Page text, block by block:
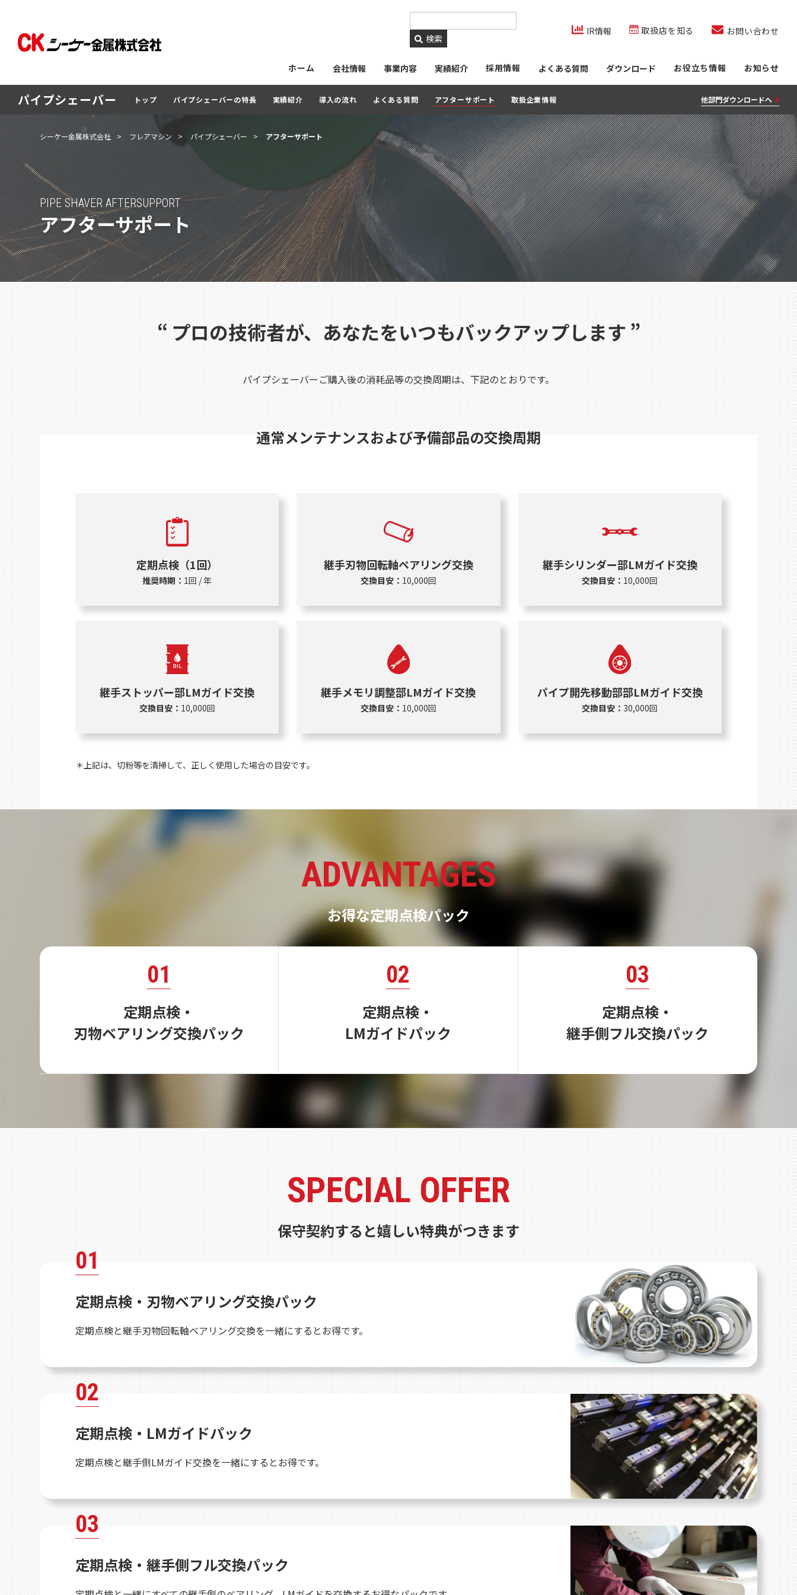
https://www.ckmetals.co.jp/内を検索
検索
IR情報 取扱店を知る お問い合わせ
ホーム 会社情報 事業内容 実績紹介 採用情報 よくある質問 ダウンロード お役立ち情報 お知らせ
パイプシェーバー トップ パイプシェーバーの特長 実績紹介 導入の流れ よくある質問 アフターサポート 取扱企業情報 他部門ダウンロードへ
シーケー金属株式会社 > フレアマシン > パイプシェーバー > アフターサポート
PIPE SHAVER AFTERSUPPORT
アフターサポート
“ プロの技術者が、 あなたをいつもバックアップします”
パイプシェーバーご購入後の消耗品等の交換周期は、下記のとおりです。
通常メンテナンスおよび予備部品の交換周期
定期点検（1回）
推奨時期： 1回 / 年
継手刃物回転軸ペアリング交換
交換目安： 10,000回
継手シリンダー部LMガイド交換
交換目安： 10,000回
継手ストッパー部LMガイド交換
交換目安： 10,000回
継手メモリ調整部LMガイド交換
交換目安： 10,000回
パイプ開先移動部部LMガイド交換
交換目安： 30,000回
＊上記は、切粉等を清掃して、正しく使用した場合の目安です。
ADVANTAGES
お得な定期点検パック
01
定期点検・
刃物ベアリング交換パック
02
定期点検・
LMガイドパック
03
定期点検・
継手側フル交換パック
SPECIAL OFFER
保守契約すると嬉しい特典がつきます
01
定期点検・刃物ベアリング交換パック
定期点検と継手刃物回転軸ベアリング交換を一緒にするとお得です。
02
定期点検・LMガイドパック
定期点検と継手側LMガイド交換を一緒にするとお得です。
03
定期点検・継手側フル交換パック